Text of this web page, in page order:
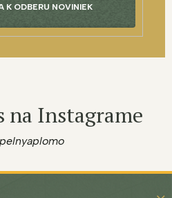
K ODBERU NOVINIEK
na Instagrame